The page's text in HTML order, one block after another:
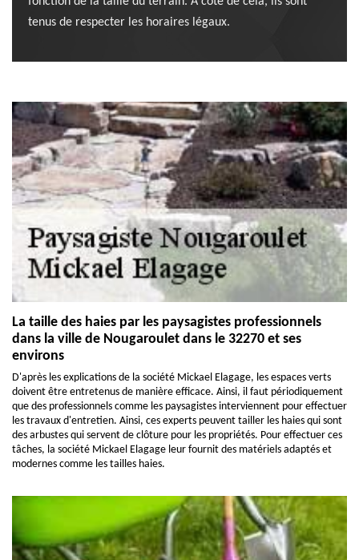
tenus de respecter les horaires légaux.
La taille des haies par les paysagistes professionnels
dans la ville de Nougaroulet dans le 32270 et ses
environs
D'après les explications de la société Mickael Elagage, les espaces verts
doivent être entretenus de manière efficace. Ainsi, il faut périodiquement
que des professionnels comme les paysagistes interviennent pour effectuer
les travaux d'entretien. Ainsi, ces experts peuvent tailler les haies qui sont
des arbustes qui servent de clôture pour les propriétés. Pour effectuer ces
tâches, la société Mickael Elagage leur fournit des matériels adaptés et
modernes comme les tailles haies.